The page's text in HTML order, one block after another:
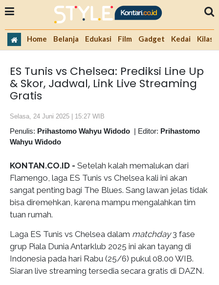
Home Belanja Edukasi Film Gadget Kedai Kilas
ES Tunis vs Chelsea: Prediksi Line Up
& Skor, Jadwal, Link Live Streaming
Gratis
Selasa, 24 Juni 2025 | 15:27 WIB
Penulis: Prihastomo Wahyu Widodo | Editor: Prihastomo
Wahyu Widodo
KONTAN.CO.ID - Setelah kalah memalukan dari
Flamengo, laga ES Tunis vs Chelsea kali ini akan
sangat penting bagi The Blues. Sang lawan jelas tidak
bisa diremehkan, karena mampu mengalahkan tim
tuan rumah.
Laga ES Tunis vs Chelsea dalam matchday3 fase
grup Piala Dunia Antarklub 2025 ini akan tayang di
Indonesia pada hari Rabu (25/6) pukul 08.00 WIB.
Siaran live streaming tersedia secara gratis di DAZN.